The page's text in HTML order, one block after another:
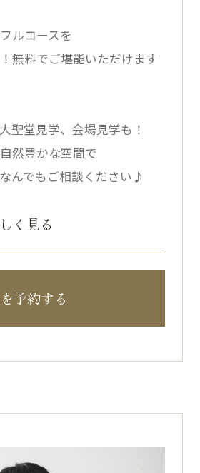
ルコースを
無料でご堪能いただけます
聖堂見学、会場見学も！
然豊かな空間で
んでもご相談ください♪
く見る
予約する